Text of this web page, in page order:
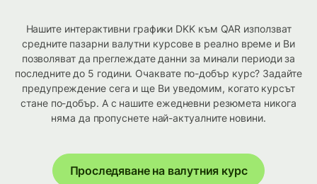
Нашите интерактивни графики DKK към QAR използват
средните пазарни валутни курсове в реално време и Ви
позволяват да преглеждате данни за минали периоди за
последните до 5 години. Очаквате по-добър курс? Задайте
предупреждение сега и ще Ви уведомим, когато курсът
стане по-добър. А с нашите ежедневни резюмета никога
няма да пропуснете най-актуалните новини.
Проследяване на валутния курс